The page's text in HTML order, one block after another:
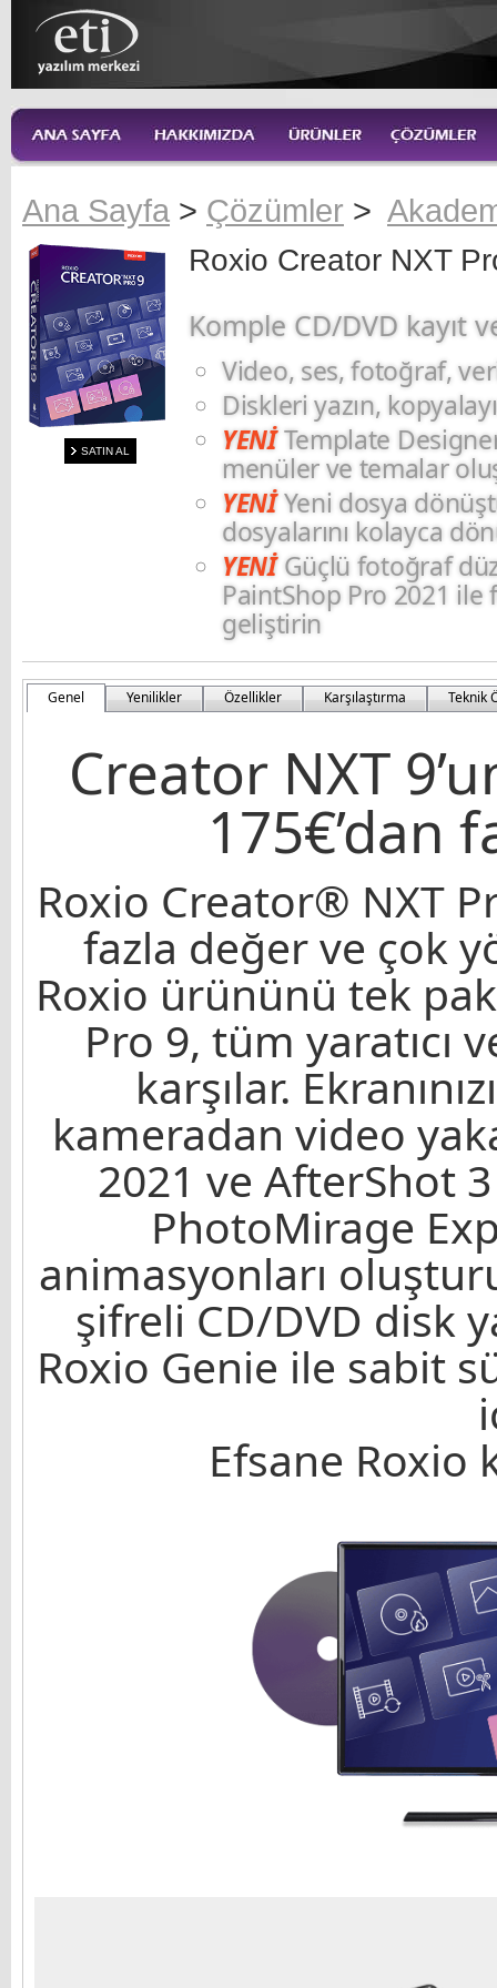
Ana Sayfa > Çözümler >
SATIN AL
Roxio Creator NXT
Komple CD/DVD kayıt
Video, ses, fotoğraf,
Diskleri yazın,
YENİTemplate
menüler ve temalar
YENİYeni dosya
dosyalarını kolayca
YENİGüçlü fotoğraf
PaintShop Pro 2021
geliştirin
Genel Yenilikler Özellikler Karşılaştırma Teknik
Creator NXT
175€’dan
Roxio Creator® NXT
fazla değer ve çok
Roxio ürününü tek
Pro 9, tüm yaratıcı
karşılar.
kameradan video
2021 ve AfterShot
PhotoMirage
animasyonları
şifreli CD/DVD disk
Roxio Genie ile sabit
Efsane Roxio